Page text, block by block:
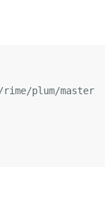
plum/master